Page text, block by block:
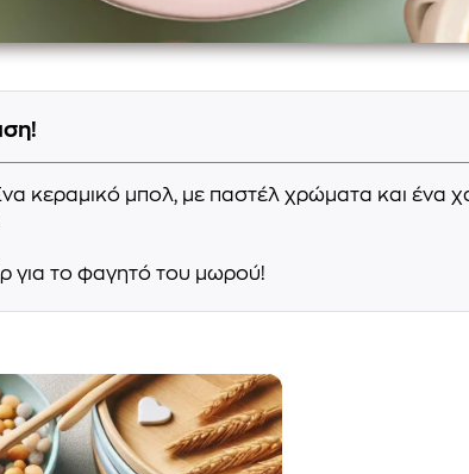
κεραμικό μπολ, με παστέλ χρώματα και ένα
για το φαγητό του μωρού!